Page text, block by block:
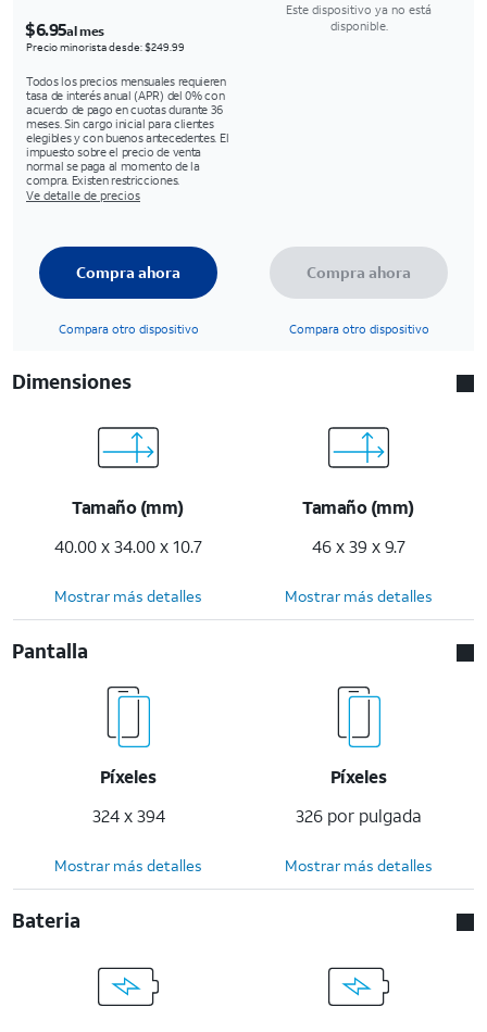
$6.95al mes
Precio minorista desde: $249.99
Todos los precios mensuales requieren
tasa de interés anual (APR) del 0% con
acuerdo de pago en cuotas durante 36
meses. Sin cargo inicial para clientes
elegibles y con buenos antecedentes. El
impuesto sobre el precio de venta
normal se paga al momento de la
compra. Existen restricciones.
Ve detalle de precios
Este dispositivo ya no está
disponible.
Compra ahora
Compara otro dispositivo
Compra ahora
Compara otro dispositivo
Dimensiones
Tamaño (mm)
40.00 x 34.00 x 10.7
Tamaño (mm)
46 x 39 x 9.7
Mostrar más detalles Mostrar más detalles
Pantalla
Píxeles
324 x 394
Píxeles
326 por pulgada
Mostrar más detalles Mostrar más detalles
Bateria